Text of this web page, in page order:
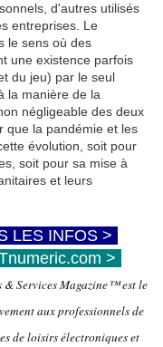
d'autres utilisés
entreprises. Le
le sens où des
une existence parfois
du jeu) par le seul
la manière de la
négligeable des deux
que la pandémie et les
évolution, soit pour
soit pour sa mise à
et leurs
LES INFOS >
>
Services Magazine™ est le
aux professionnels de
de loisirs électroniques et